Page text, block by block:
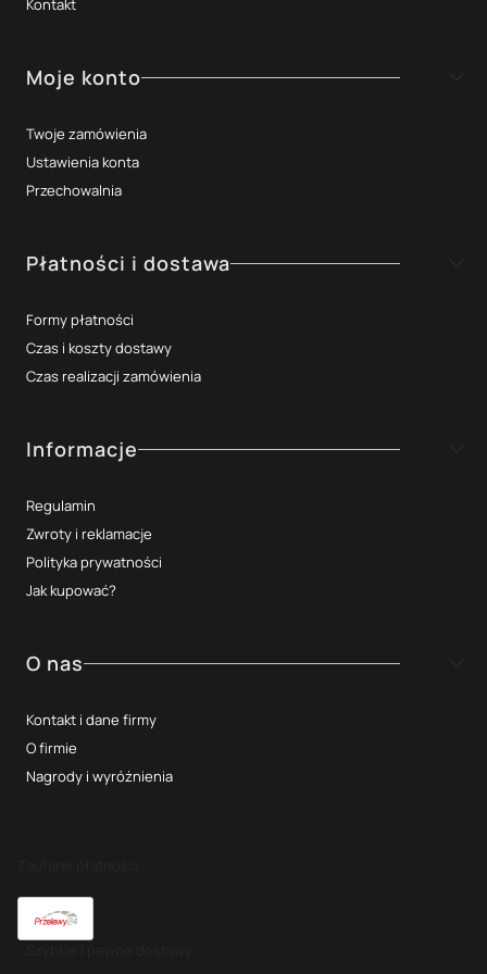
Moje konto
Twoje zamówienia
Ustawienia konta
Przechowalnia
Płatności i dostawa
Formy płatności
Czas i koszty dostawy
Czas realizacji zamówienia
Informacje
Regulamin
Zwroty i reklamacje
Polityka prywatności
Jak kupować?
O nas
Kontakt i dane firmy
O firmie
Nagrody i wyróżnienia